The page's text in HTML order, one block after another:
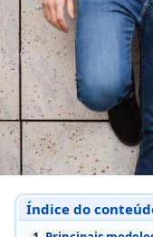
Índice do